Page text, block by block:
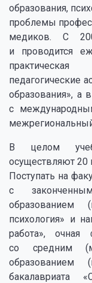
образования,
проблемы
медиков. С
и проводится
педагогические
образования», а
с
межрегиональный
В целом
осуществляют 20
Поступать на
с
образованием
психология» и
работа»,
со средним
образованием
бакалавриата